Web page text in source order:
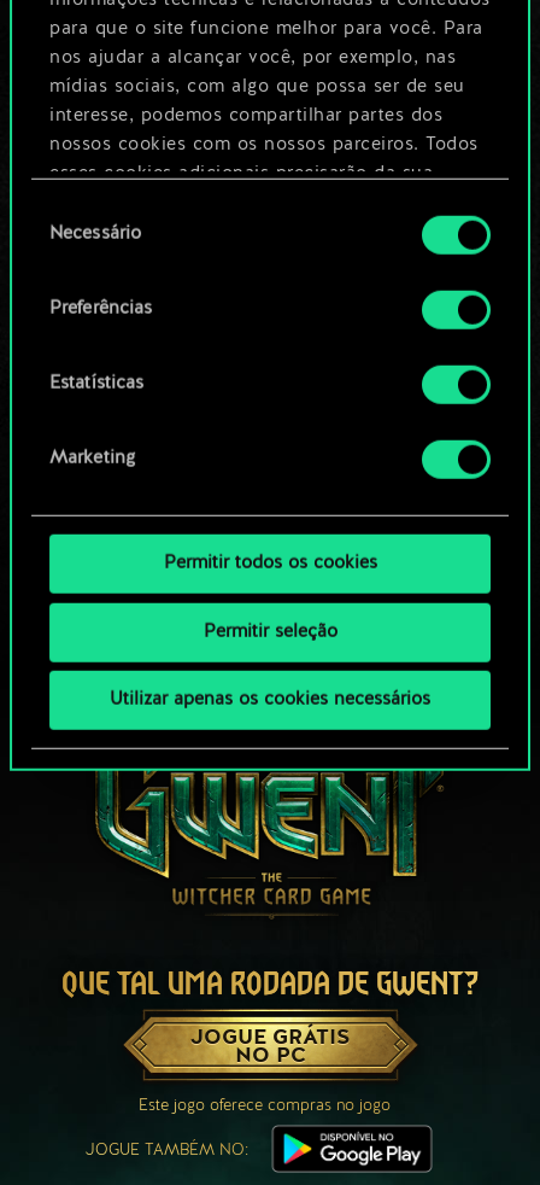
para que o site funcione melhor para você. Para
nos ajudar a alcançar você, por exemplo, nas
mídias sociais, com algo que possa ser de seu
interesse, podemos compartilhar partes dos
nossos cookies com os nossos parceiros. Todos
esses cookies adicionais precisarão da sua
Você encontrará todos os detalhes sobre o uso
de cookies e poderá ajustar as suas preferências
no menu "Configurações" abaixo.
deNecessário
Preferências
Estatísticas
Marketing
Permitir todos os cookies
Permitir seleção
Utilizar apenas os cookies necessários
compartilhado.
No entanto, dá para
ser muito mais!
Dê um nome para este baralho e crie
comunidade
QUE TAL UMA RODADA DE GWENT?
JOGUE GRÁTIS
NO PC
Este jogo oferece compras no jogo
JOGUE TAMBÉM NO: